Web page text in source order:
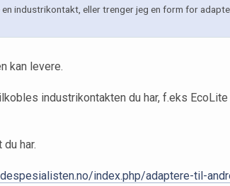
industrikontakt, eller trenger jeg en form for
kan levere.
industrikontakten du har, f.eks
har.
index.php/adaptere-til-